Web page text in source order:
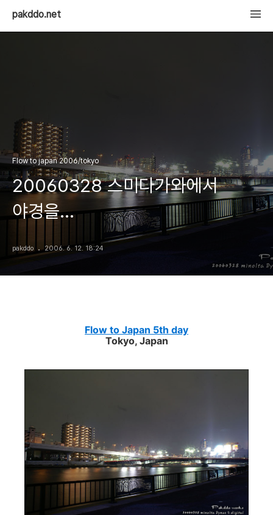
pakddo.net
Flow to japan 2006/tokyo
20060328 스미다가와에서
야경을...
pakddo 2006. 6. 12. 18:24
Flow to Japan 5th day
Tokyo, Japan